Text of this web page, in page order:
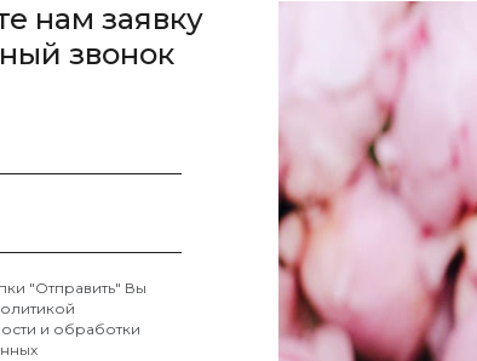
нам заявку
звонок
"Отправить" Вы
и обработки